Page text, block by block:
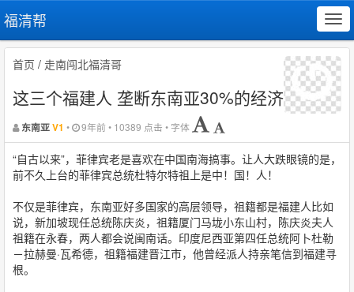
福清帮
首页 / 走南闯北福清哥
这三个福建人 垄断东南亚30%的经济
东南亚V1 • 9年前 • 10389 点击 • 字体
“自古以来”，菲律宾老是喜欢在中国南海搞事。让人大跌眼镜的是，
前不久上台的菲律宾总统杜特尔特祖上是中！国！人！
不仅是菲律宾，东南亚好多国家的高层领导，祖籍都是福建人比如
说，新加坡现任总统陈庆炎，祖籍厦门马垅小东山村，陈庆炎夫人
祖籍在永春，两人都会说闽南话。印度尼西亚第四任总统阿卜杜勒
－拉赫曼·瓦希德，祖籍福建晋江市，他曾经派人持亲笔信到福建寻
根。